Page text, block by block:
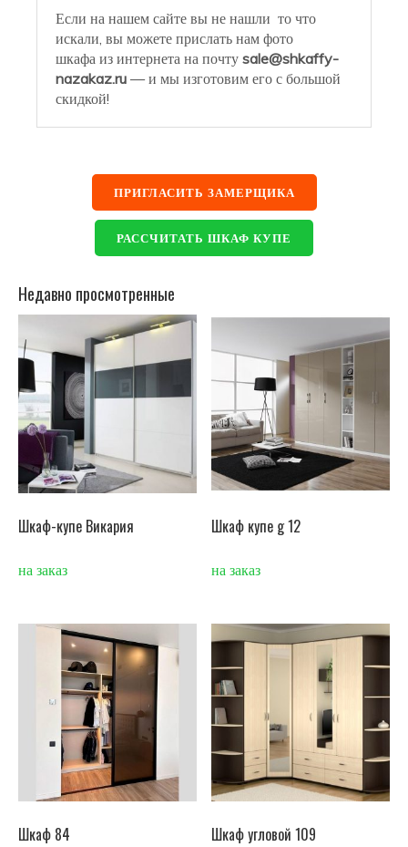
Если на нашем сайте вы не нашли то что
искали, вы можете прислать нам фото
шкафа из интернета на почту sale@shkaffy-
nazakaz.ru — и мы изготовим его с большой
скидкой!
ПРИГЛАСИТЬ ЗАМЕРЩИКА
РАССЧИТАТЬ ШКАФ КУПЕ
Недавно просмотренные
Шкаф-купе Викария
на заказ
Шкаф купе g 12
на заказ
Шкаф 84 Шкаф угловой 109